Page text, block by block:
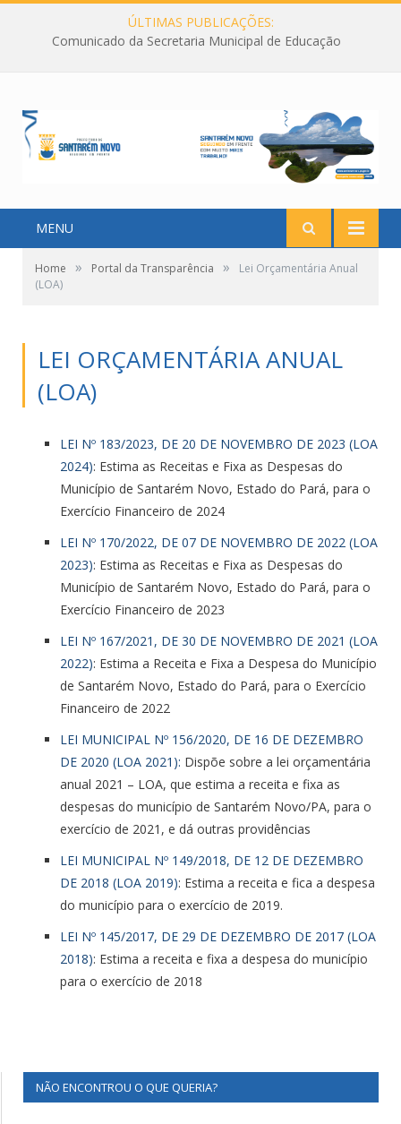
ÚLTIMAS PUBLICAÇÕES:
Comunicado da Secretaria Municipal de Educação
MENU
Home » Portal da Transparência »
Lei Orçamentária Anual
(LOA)
LEI ORÇAMENTÁRIA ANUAL
(LOA)
LEI Nº 183/2023, DE 20 DE NOVEMBRO DE 2023 (LOA
2024): Estima as Receitas e Fixa as Despesas do
Município de Santarém Novo, Estado do Pará, para o
Exercício Financeiro de 2024
LEI Nº 170/2022, DE 07 DE NOVEMBRO DE 2022 (LOA
2023): Estima as Receitas e Fixa as Despesas do
Município de Santarém Novo, Estado do Pará, para o
Exercício Financeiro de 2023
LEI Nº 167/2021, DE 30 DE NOVEMBRO DE 2021 (LOA
2022): Estima a Receita e Fixa a Despesa do Município
de Santarém Novo, Estado do Pará, para o Exercício
Financeiro de 2022
LEI MUNICIPAL Nº 156/2020, DE 16 DE DEZEMBRO
DE 2020 (LOA 2021): Dispõe sobre a lei orçamentária
anual 2021 – LOA, que estima a receita e fixa as
despesas do município de Santarém Novo/PA, para o
exercício de 2021, e dá outras providências
LEI MUNICIPAL Nº 149/2018, DE 12 DE DEZEMBRO
DE 2018 (LOA 2019): Estima a receita e fica a despesa
do município para o exercício de 2019.
LEI Nº 145/2017, DE 29 DE DEZEMBRO DE 2017 (LOA
2018): Estima a receita e fixa a despesa do município
para o exercício de 2018
NÃO ENCONTROU O QUE QUERIA?